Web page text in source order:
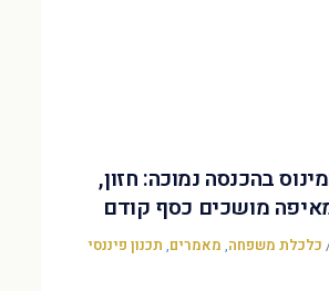
בהכנסה נמוכה: חזון,
מושכים כסף קודם
כלכלת משפחה, מאמרים, תכנון פיננסי